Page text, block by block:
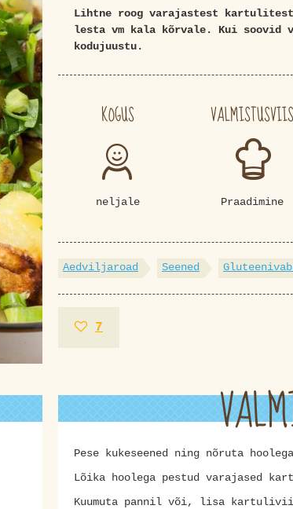
Lihtne roog varajastest
lesta vm kala kõrvale. Kui
kodujuustu.
KOGUS
neljale
VALMISTUSVIIS
Praadimine
Aedviljaroad Seened
7
Pese kukeseened ning nõruta
Lõika hoolega pestud varajased
Kuumuta pannil või, lisa